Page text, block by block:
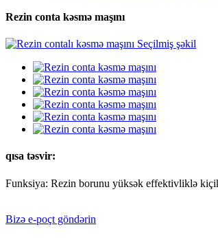
Rezin conta kəsmə maşını
qısa təsvir:
Funksiya: Rezin borunu yüksək effektivliklə
Bizə e-poçt göndərin